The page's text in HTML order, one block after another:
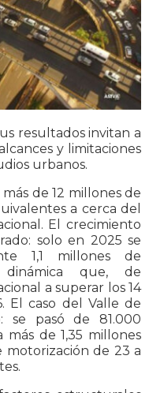
resultados invitan a
y limitaciones
urbanos.
de 12 millones de
a cerca del
El crecimiento
solo en 2025 se
1,1 millones de
dinámica que, de
a superar los 14
El caso del Valle de
se pasó de 81.000
de 1,35 millones
de 23 a